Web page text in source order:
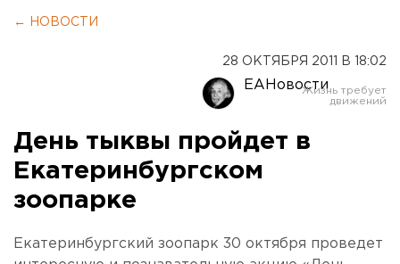
← НОВОСТИ
28 ОКТЯБРЯ 2011 В 18:02
ЕАНовости
День тыквы пройдет в
Екатеринбургском
зоопарке
Екатеринбургский зоопарк 30 октября проведет